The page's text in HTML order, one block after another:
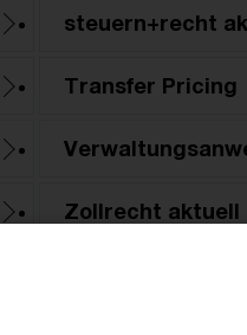
steuern+recht
Transfer Pricing
Zollrecht aktuell